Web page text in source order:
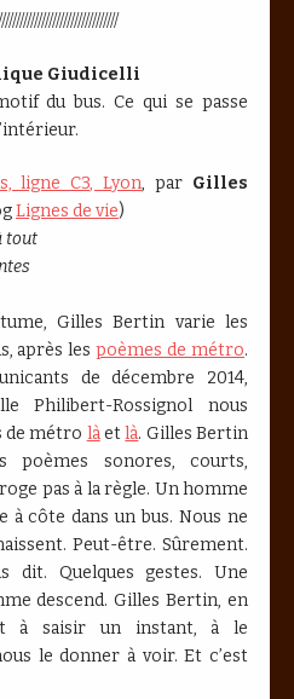
Giudicelli
du bus. Ce qui se passe
ligne C3, Lyon, par Gilles
Lignes de vie)
tout
Gilles Bertin varie les
après lespoèmes de métro.
de décembre 2014,
Philibert-Rossignol nous
de métro làetlà. Gilles Bertin
poèmes sonores, courts,
pas à la règle. Un homme
à côte dans un bus. Nous ne
Peut-être. Sûrement.
dit. Quelques gestes. Une
descend. Gilles Bertin, en
à saisir un instant, à le
le donner à voir. Et c’est